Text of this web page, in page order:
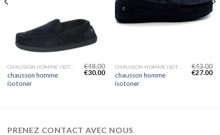
CHAUSSON HOMME ISOTONER
chausson homme
isotoner
€48.00
€30.00
CHAUSSON HOMME ISOTONER
chausson homme
isotoner
€43.00
€27.00
PRENEZ CONTACT AVEC NOUS